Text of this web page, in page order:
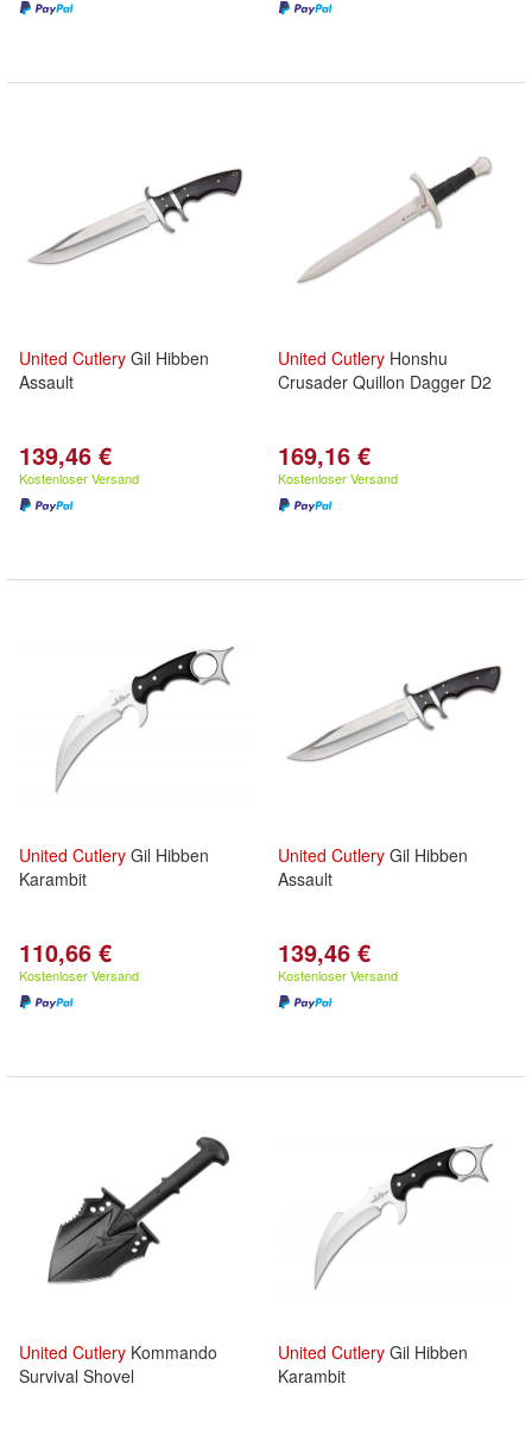
United Cutlery Gil Hibben
Assault
139,46 €
Kostenloser Versand
United Cutlery Honshu
Crusader Quillon Dagger D2
169,16 €
Kostenloser Versand
United Cutlery Gil Hibben
Karambit
110,66 €
Kostenloser Versand
United Cutlery Gil Hibben
Assault
139,46 €
Kostenloser Versand
United Cutlery Kommando
Survival Shovel
United Cutlery Gil Hibben
Karambit